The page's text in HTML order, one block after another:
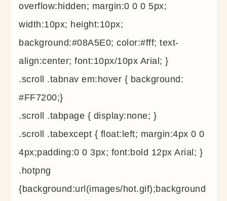
overflow:hidden; margin:0 0 0 5px;
width:10px; height:10px;
background:#08A5E0; color:#fff; text-
align:center; font:10px/10px Arial; }
.scroll .tabnav em:hover { background:
#FF7200;}
.scroll .tabpage { display:none; }
.scroll .tabexcept { float:left; margin:4px 0 0
4px;padding:0 0 3px; font:bold 12px Arial; }
.hotpng
{background:url(images/hot.gif);background